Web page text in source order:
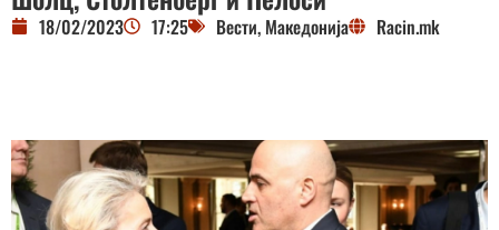
18/02/2023 17:25 Вести, Македонија Racin.mk